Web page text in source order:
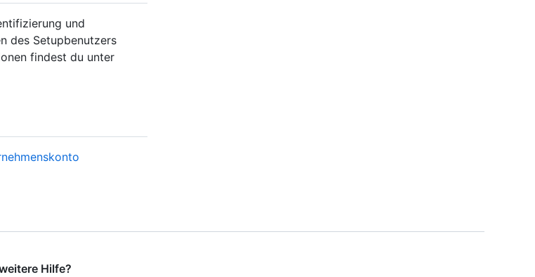
und
des Setupbenutzers
findest du unter
Hilfe?